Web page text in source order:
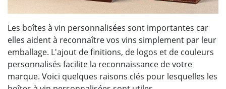
Les boîtes à vin personnalisées sont importantes car
elles aident à reconnaître vos vins simplement par leur
emballage. L'ajout de finitions, de logos et de couleurs
personnalisés facilite la reconnaissance de votre
marque. Voici quelques raisons clés pour lesquelles les